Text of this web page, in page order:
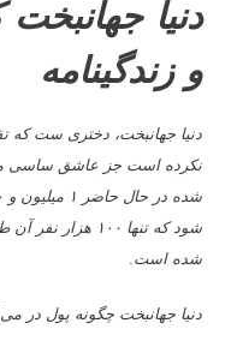
دنیا
و زندگینامه
دنیا جهانبخت، دختری ست که
نکرده است جز عاشق ساسی
شود که تنها ۱۰۰ هزار نفر آن طی ۳
شده است.
دنیا جهانبخت چگونه پول در می